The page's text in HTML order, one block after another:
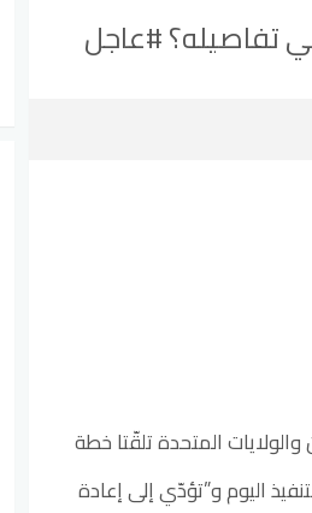
تفاصيله؟ #عاجل
والولايات المتحدة تلقّتا خطة
اليوم و”تؤدّي إلى إعادة